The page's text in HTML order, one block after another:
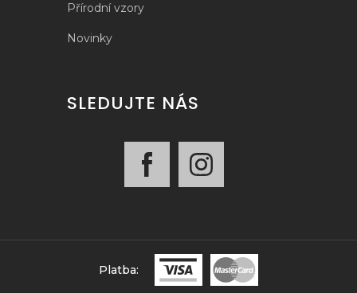
Přírodní vzory
Novinky
SLEDUJTE NÁS
Platba: